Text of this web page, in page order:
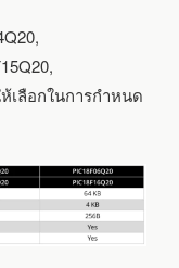
เลือกในการกำหนด